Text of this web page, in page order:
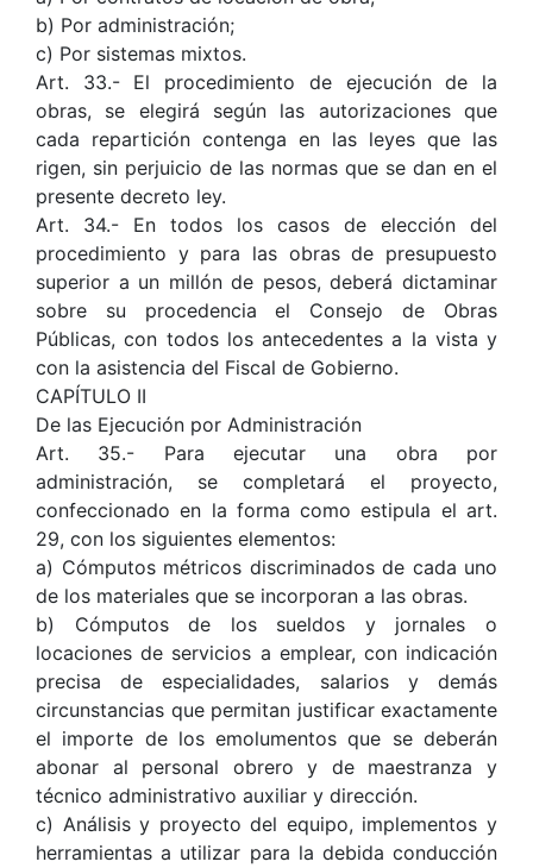
b) Por administración;
c) Por sistemas mixtos.
Art. 33.- El procedimiento de ejecución de la
obras, se elegirá según las autorizaciones que
cada repartición contenga en las leyes que las
rigen, sin perjuicio de las normas que se dan en el
presente decreto ley.
Art. 34.- En todos los casos de elección del
procedimiento y para las obras de presupuesto
superior a un millón de pesos, deberá dictaminar
sobre su procedencia el Consejo de Obras
Públicas, con todos los antecedentes a la vista y
con la asistencia del Fiscal de Gobierno.
CAPÍTULO II
De las Ejecución por Administración
Art. 35.- Para ejecutar una obra por
administración, se completará el proyecto,
confeccionado en la forma como estipula el art.
29, con los siguientes elementos:
a) Cómputos métricos discriminados de cada uno
de los materiales que se incorporan a las obras.
b) Cómputos de los sueldos y jornales o
locaciones de servicios a emplear, con indicación
precisa de especialidades, salarios y demás
circunstancias que permitan justificar exactamente
el importe de los emolumentos que se deberán
abonar al personal obrero y de maestranza y
técnico administrativo auxiliar y dirección.
c) Análisis y proyecto del equipo, implementos y
herramientas a utilizar para la debida conducción